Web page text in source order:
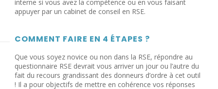
interne si vous avez la compétence ou en vous faisant
appuyer par un cabinet de conseil en RSE.
COMMENT FAIRE EN 4 ÉTAPES ?
Que vous soyez novice ou non dans la RSE, répondre au
questionnaire RSE devrait vous arriver un jour ou l’autre du
fait du recours grandissant des donneurs d’ordre à cet outil
! Il a pour objectifs de mettre en cohérence vos réponses